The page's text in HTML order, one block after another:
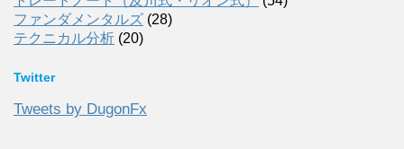
ファンダメンタルズ (28)
テクニカル分析 (20)
Twitter
Tweets by DugonFx